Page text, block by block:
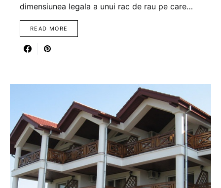
dimensiunea legala a unui rac de rau pe care…
READ MORE